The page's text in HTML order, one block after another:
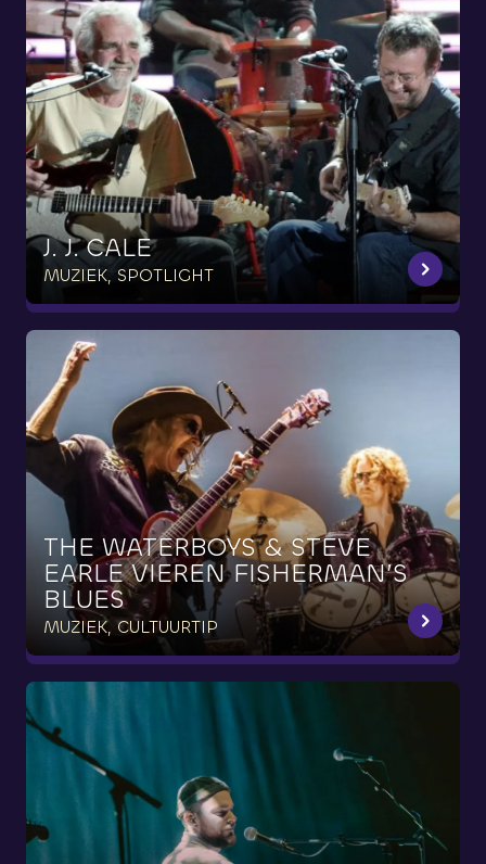
J. J. CALE
MUZIEK, SPOTLIGHT
THE WATERBOYS & STEVE
EARLE VIEREN FISHERMAN’S
BLUES
MUZIEK, CULTUURTIP